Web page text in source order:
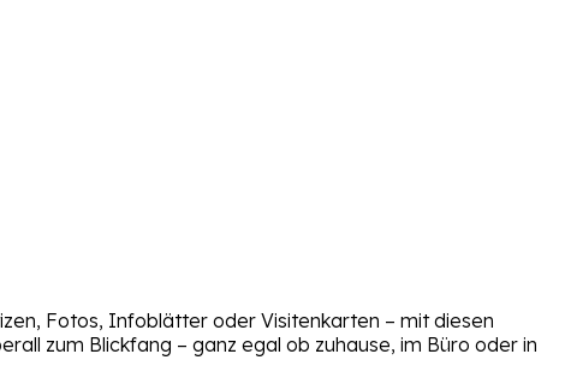
Fotos, Infoblätter oder Visitenkarten – mit diesen
zum Blickfang – ganz egal ob zuhause, im Büro oder in